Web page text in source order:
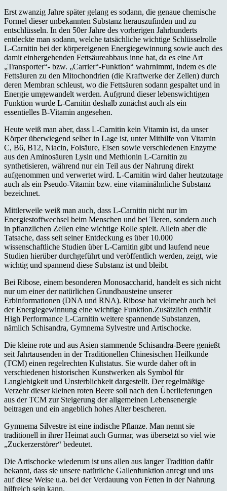
Erst zwanzig Jahre später gelang es sodann, die genaue chemische
Formel dieser unbekannten Substanz herauszufinden und zu
entschlüsseln. In den 50er Jahre des vorherigen Jahrhunderts
entdeckte man sodann, welche tatsächliche wichtige Schlüsselrolle
L-Carnitin bei der körpereigenen Energiegewinnung sowie auch des
damit einhergehenden Fettsäureabbaus inne hat, da es eine Art
„Transporter“- bzw. „Carrier“-Funktion“ wahrnimmt, indem es die
Fettsäuren zu den Mitochondrien (die Kraftwerke der Zellen) durch
deren Membran schleust, wo die Fettsäuren sodann gespaltet und in
Energie umgewandelt werden. Aufgrund dieser lebenswichtigen
Funktion wurde L-Carnitin deshalb zunächst auch als ein
essentielles B-Vitamin angesehen.
Heute weiß man aber, dass L-Carnitin kein Vitamin ist, da unser
Körper überwiegend selber in Lage ist, unter Mithilfe von Vitamin
C, B6, B12, Niacin, Folsäure, Eisen sowie verschiedenen Enzyme
aus den Aminosäuren Lysin und Methionin L-Carnitin zu
synthetisieren, während nur ein Teil aus der Nahrung direkt
aufgenommen und verwertet wird. L-Carnitin wird daher heutzutage
auch als ein Pseudo-Vitamin bzw. eine vitaminähnliche Substanz
bezeichnet.
Mittlerweile weiß man auch, dass L-Carnitin nicht nur im
Energiestoffwechsel beim Menschen und bei Tieren, sondern auch
in pflanzlichen Zellen eine wichtige Rolle spielt. Allein aber die
Tatsache, dass seit seiner Entdeckung es über 10.000
wissenschaftliche Studien über L-Carnitin gibt und laufend neue
Studien hierüber durchgeführt und veröffentlich werden, zeigt, wie
wichtig und spannend diese Substanz ist und bleibt.
Bei Ribose, einem besonderen Monosaccharid, handelt es sich nicht
nur um einer der natürlichen Grundbausteine unserer
Erbinformationen (DNA und RNA). Ribose hat vielmehr auch bei
der Energiegewinnung eine wichtige Funktion.Zusätzlich enthält
High Performance L-Carnitin weitere spannende Substanzen,
nämlich Schisandra, Gymnema Sylvestre und Artischocke.
Die kleine rote und aus Asien stammende Schisandra-Beere genießt
seit Jahrtausenden in der Traditionellen Chinesischen Heilkunde
(TCM) einen regelrechten Kultstatus. Sie wurde daher oft in
verschiedenen historischen Kunstwerken als Symbol für
Langlebigkeit und Unsterblichkeit dargestellt. Der regelmäßige
Verzehr dieser kleinen roten Beere soll nach den Überlieferungen
aus der TCM zur Steigerung der allgemeinen Lebensenergie
beitragen und ein angeblich hohes Alter bescheren.
Gymnema Silvestre ist eine indische Pflanze. Man nennt sie
traditionell in ihrer Heimat auch Gurmar, was übersetzt so viel wie
„Zuckerzerstörer“ bedeutet.
Die Artischocke wiederum ist uns allen aus langer Tradition dafür
bekannt, dass sie unsere natürliche Gallenfunktion anregt und uns
auf diese Weise u.a. bei der Verdauung von Fetten in der Nahrung
hilfreich sein kann.